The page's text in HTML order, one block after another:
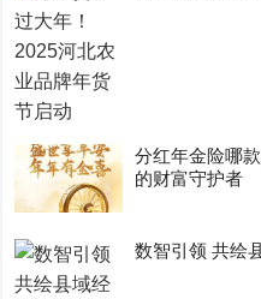
分红年金险哪
的财富守护者
数智引领 共绘